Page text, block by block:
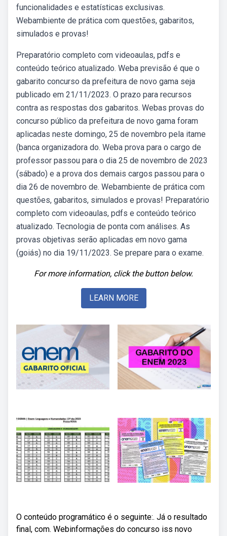
funcionalidades e estatísticas exclusivas.
Webambiente de prática com questões, gabaritos,
simulados e provas!
Preparatório completo com videoaulas, pdfs e
conteúdo teórico atualizado. Weba previsão é que o
gabarito concurso da prefeitura de novo gama seja
publicado em 21/11/2023. O prazo para recursos
contra as respostas dos gabaritos. Webas provas do
concurso público da prefeitura de novo gama foram
aplicadas neste domingo, 25 de novembro pela itame
(banca organizadora do. Weba prova para o cargo de
professor passou para o dia 25 de novembro de 2023
(sábado) e a prova dos demais cargos passou para o
dia 26 de novembro de. Webambiente de prática com
questões, gabaritos, simulados e provas! Preparatório
completo com videoaulas, pdfs e conteúdo teórico
atualizado. Tecnologia de ponta com análises. As
provas objetivas serão aplicadas em novo gama
(goiás) no dia 19/11/2023. Se prepare para o exame.
For more information, click the button below.
LEARN MORE
O conteúdo programático é o seguinte:. Já o resultado
final, com. Webinformações do concurso iss novo